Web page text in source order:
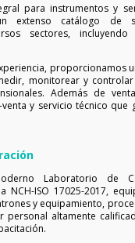
para instrumentos y
extenso catálogo de
sectores, incluyendo
proporcionamos
monitorear y
Además de
y servicio técnico que
Laboratorio de
ISO 17025-2017,
y equipamiento,
altamente